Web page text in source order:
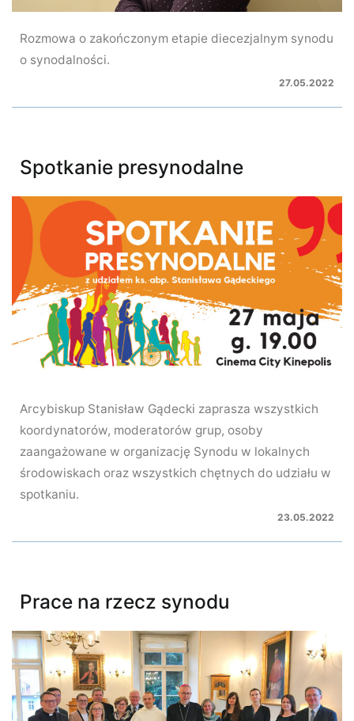
Rozmowa o zakończonym etapie diecezjalnym synodu
o synodalności.
27.05.2022
Spotkanie presynodalne
Arcybiskup Stanisław Gądecki zaprasza wszystkich
koordynatorów, moderatorów grup, osoby
zaangażowane w organizację Synodu w lokalnych
środowiskach oraz wszystkich chętnych do udziału w
spotkaniu.
23.05.2022
Prace na rzecz synodu